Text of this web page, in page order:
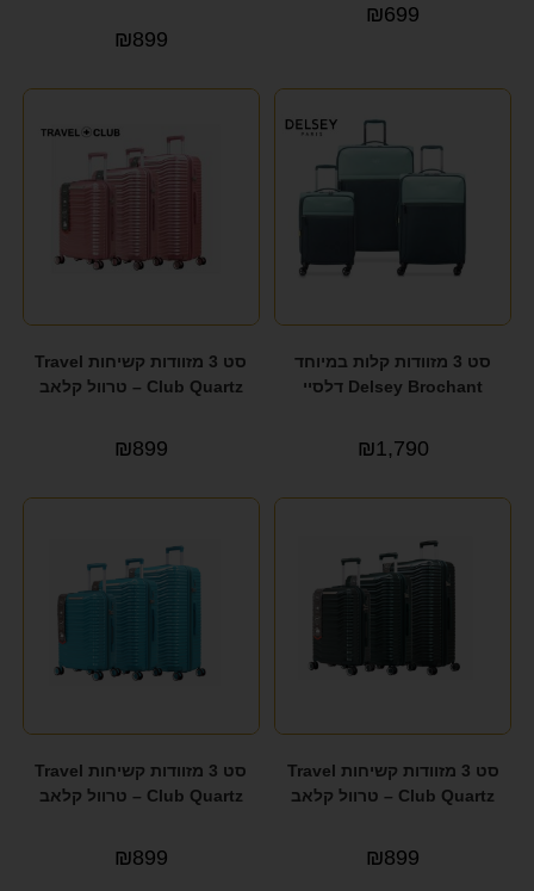
₪699
₪899
סט 3 מזוודות קלות במיוחד
Delsey Brochant דלסיי
₪1,790
סט 3 מזוודות קשיחות Travel
Club Quartz – טרוול קלאב
₪899
סט 3 מזוודות קשיחות Travel
Club Quartz – טרוול קלאב
₪899
סט 3 מזוודות קשיחות Travel
Club Quartz – טרוול קלאב
₪899